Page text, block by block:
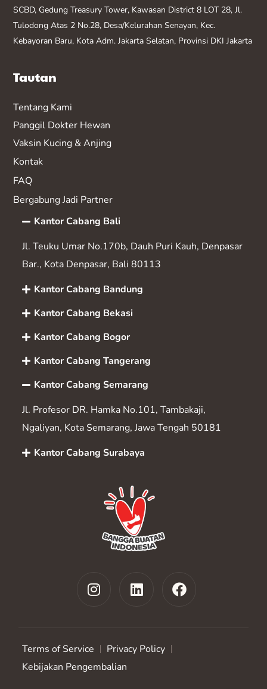
SCBD, Gedung Treasury Tower, Kawasan District 8 LOT 28, Jl.
Tulodong Atas 2 No.28, Desa/Kelurahan Senayan, Kec.
Kebayoran Baru, Kota Adm. Jakarta Selatan, Provinsi DKI Jakarta
Tautan
Tentang Kami
Panggil Dokter Hewan
Vaksin Kucing & Anjing
Kontak
FAQ
Bergabung Jadi Partner
Kantor Cabang Bali
Jl. Teuku Umar No.170b, Dauh Puri Kauh, Denpasar
Bar., Kota Denpasar, Bali 80113
Kantor Cabang Bandung
Kantor Cabang Bekasi
Kantor Cabang Bogor
Kantor Cabang Tangerang
Kantor Cabang Semarang
Jl. Profesor DR. Hamka No.101, Tambakaji,
Ngaliyan, Kota Semarang, Jawa Tengah 50181
Kantor Cabang Surabaya
Terms of Service
Privacy Policy
Kebijakan Pengembalian